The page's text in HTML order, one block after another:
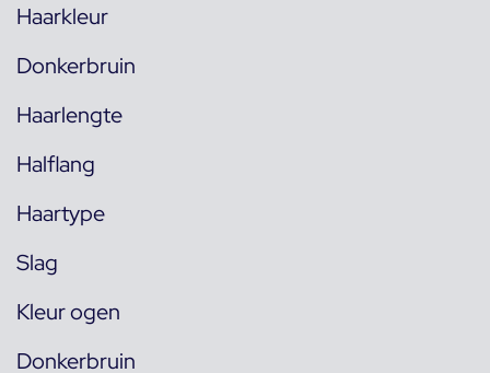
Haarkleur
Donkerbruin
Haarlengte
Halflang
Haartype
Slag
Kleur ogen
Donkerbruin